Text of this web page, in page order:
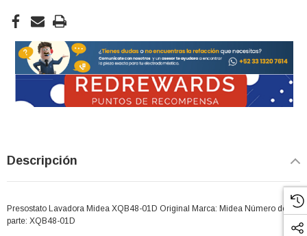
Descripción
Presostato Lavadora Midea XQB48-01D Original Marca: Midea Número de
parte: XQB48-01D